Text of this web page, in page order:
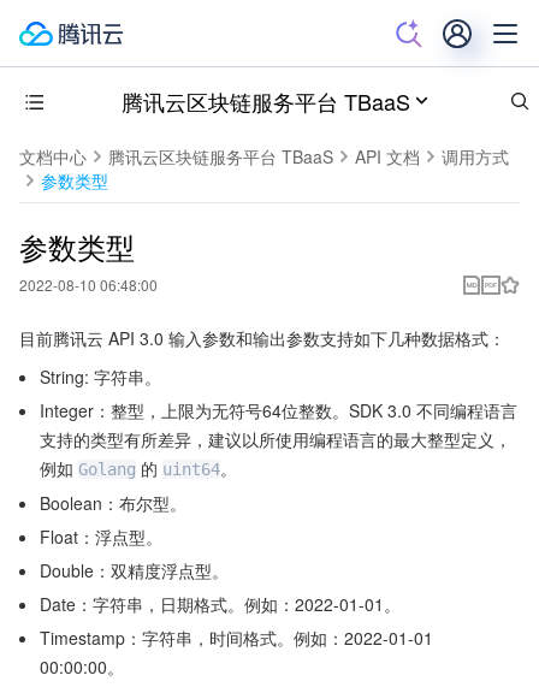
腾讯云区块链服务平台 TBaaS
文档中心 腾讯云区块链服务平台 TBaaS API 文档
调用方式
参数类型
参数类型
2022-08-10 06:48:00
目前腾讯云 API 3.0 输入参数和输出参数支持如下几种数据格式：
String: 字符串。
Integer：整型，上限为无符号64位整数。SDK 3.0 不同编程语言
支持的类型有所差异，建议以所使用编程语言的最大整型定义，
例如 Golang 的 uint64。
Boolean：布尔型。
Float：浮点型。
Double：双精度浮点型。
Date：字符串，日期格式。例如：2022-01-01。
Timestamp：字符串，时间格式。例如：2022-01-01
00:00:00。